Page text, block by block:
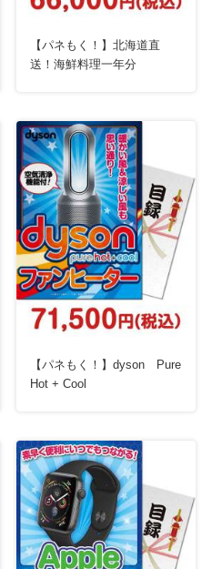
【パネもく！】北海道直
送！海鮮料理一年分
【パネもく！】dyson Pure
Hot + Cool